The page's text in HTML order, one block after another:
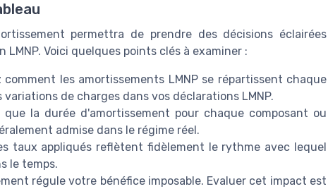
permettra de prendre des décisions éclairées
Voici quelques points clés à examiner :
comment les amortissements LMNP se répartissent chaque
de charges dans vos déclarations LMNP.
que la durée d'amortissement pour chaque composant ou
admise dans le régime réel.
taux appliqués reflètent fidèlement le rythme avec lequel
le temps.
régule votre bénéfice imposable. Evaluer cet impact est